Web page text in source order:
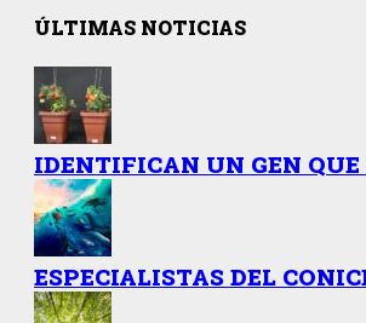
ÚLTIMAS NOTICIAS
IDENTIFICAN UN GEN
ESPECIALISTAS DEL